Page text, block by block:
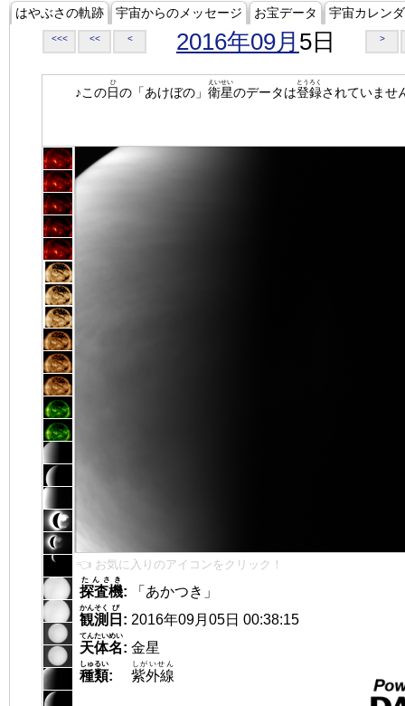
はやぶさの軌跡 宇宙からのメッセージ お宝データ 宇宙カレン
<<< << < 2016年09月 5日 >
♪この日
ひ
の「あけぼの」 衛星
えいせい
のデータは登録
とうろく
されていませ
👈 お気に入りのアイコンをクリック！
探査機
たんさき
:
「あかつき」
観測
かんそく
日
び
: 2016年09月05日 00:38:15
天体名
てんたいめい
: 金星
種類
しゅるい
: 紫外線
しがいせん